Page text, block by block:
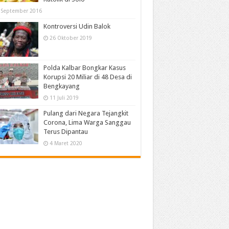
2016
Kontroversi Udin Balok
26 Oktober 2019
Polda Kalbar Bongkar Kasus
Korupsi 20 Miliar di 48 Desa di
Bengkayang
11 Juli 2019
Pulang dari Negara Tejangkit
Corona, Lima Warga Sanggau
Terus Dipantau
4 Maret 2020